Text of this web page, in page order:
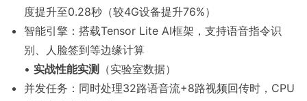
度提升至0.28秒（较4G设备提升76%）
智能引擎：搭载Tensor Lite AI框架，支持语音指令识
别、人脸签到等边缘计算
•实战性能实测 （实验室数据）
并发任务：同时处理32路语音流+8路视频回传时，CPU